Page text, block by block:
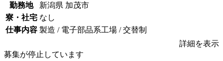
勤務地
新潟県 加茂市
寮・社宅 なし
仕事内容 製造 / 電子部品系工場 / 交替制
詳細を表示
募集が停止しています